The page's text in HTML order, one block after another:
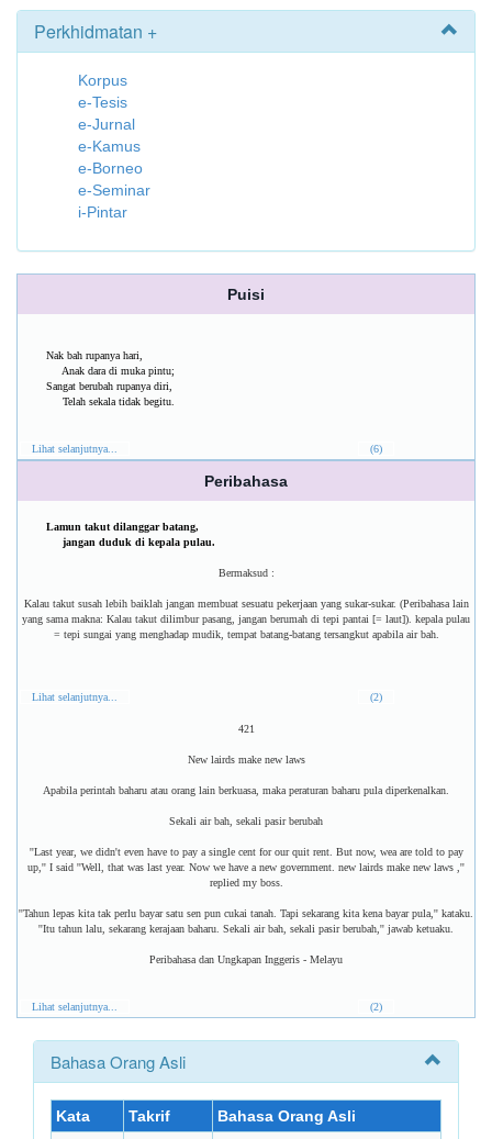
Perkhidmatan +
Korpus
e-Tesis
e-Jurnal
e-Kamus
e-Borneo
e-Seminar
i-Pintar
Puisi
Nak bah rupanya hari,
Anak dara di muka pintu;
Sangat berubah rupanya diri,
Telah sekala tidak begitu.
Lihat selanjutnya... (6)
Peribahasa
Lamun takut dilanggar batang,
jangan duduk di kepala pulau.
Bermaksud :
Kalau takut susah lebih baiklah jangan membuat sesuatu pekerjaan yang sukar-sukar. (Peribahasa lain
yang sama makna: Kalau takut dilimbur pasang, jangan berumah di tepi pantai [= laut]). kepala pulau
= tepi sungai yang menghadap mudik, tempat batang-batang tersangkut apabila air bah.
Lihat selanjutnya... (2)
421
New lairds make new laws
Apabila perintah baharu atau orang lain berkuasa, maka peraturan baharu pula diperkenalkan.
Sekali air bah, sekali pasir berubah
''Last year, we didn't even have to pay a single cent for our quit rent. But now, wea are told to pay
up,'' I said ''Well, that was last year. Now we have a new government. new lairds make new laws ,''
replied my boss.
''Tahun lepas kita tak perlu bayar satu sen pun cukai tanah. Tapi sekarang kita kena bayar pula,'' kataku.
''Itu tahun lalu, sekarang kerajaan baharu. Sekali air bah, sekali pasir berubah,'' jawab ketuaku.
Peribahasa dan Ungkapan Inggeris - Melayu
Lihat selanjutnya... (2)
Bahasa Orang Asli
Kata Takrif Bahasa Orang Asli